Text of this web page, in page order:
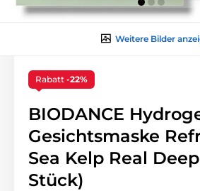
Weitere Bilder
Rabatt -22%
BIODANCE
Gesichtsmaske
Sea Kelp Real
Stück)